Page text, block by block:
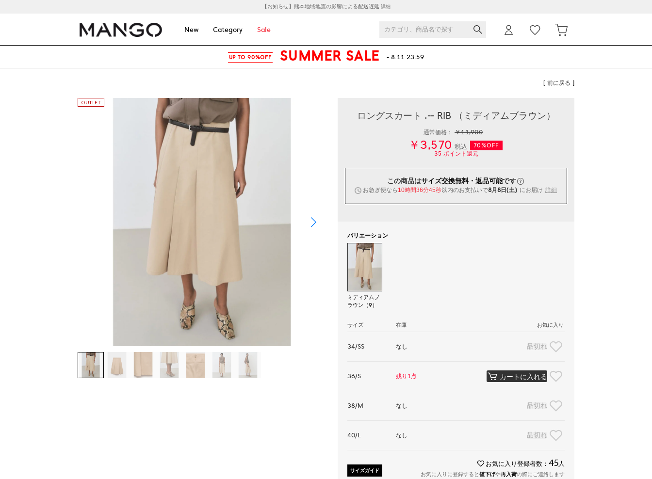
【お知らせ】熊本地域地震の影響による配送遅延 詳細
New Category Sale
UP TO 90%OFF SUMMER SALE - 8.11 23:59
[ 前に戻る ]
ロングスカート .-- RIB （ミディアムブラウン）
通常価格：￥11,900
￥3,570 税込
70%OFF
35 ポイント還元
この商品はサイズ交換無料・返品可能です
お急ぎ便なら 10時間36分44秒以内のお支払いで8月8日(土) にお届け 詳細
バリエーション
ミディアムブ
ラウン（9）
サイズ 在庫 お気に入り
34/SS なし 品切れ
36/S 残り1点 カートに入れる
38/M なし 品切れ
40/L なし 品切れ
サイズガイド
お気に入り登録者数： 45 人
お気に入りに登録すると値下げや再入荷の際にご連絡します